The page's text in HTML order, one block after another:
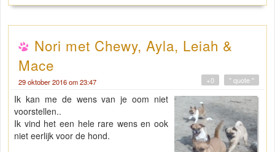
Nori met Chewy, Ayla, Leiah &
Mace
29 oktober 2016 om 23:47 " quote "
+0
Ik kan me de wens van je oom niet
voorstellen..
Ik vind het een hele rare wens en ook
niet eerlijk voor de hond.